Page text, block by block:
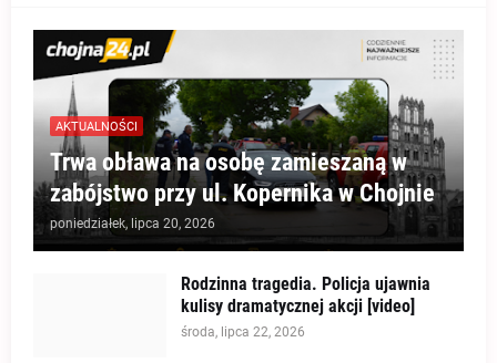
AKTUALNOŚCI
Trwa obława na osobę zamieszaną w
zabójstwo przy ul. Kopernika w Chojnie
poniedziałek, lipca 20, 2026
Rodzinna tragedia. Policja ujawnia
kulisy dramatycznej akcji [video]
środa, lipca 22, 2026